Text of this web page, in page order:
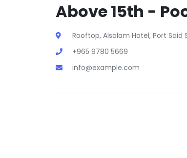
Above 15th -
Rooftop, Alsalam Hotel, Port Said
+965 9780 5669
info@example.com